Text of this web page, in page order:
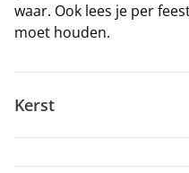
waar. Ook lees je per
moet houden.
Kerst